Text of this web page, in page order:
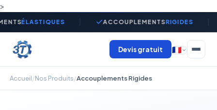
>
ÉLASTIQUES ACCOUPLEMENTSRIGIDES
Devis gratuit 🇫🇷
Accueil/Nos Produits/Accouplements Rigides